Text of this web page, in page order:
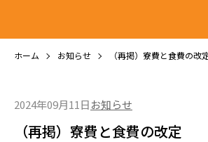
ホーム お知らせ （再掲）寮費と食費の改
2024年09月11日お知らせ
（再掲）寮費と食費の改定